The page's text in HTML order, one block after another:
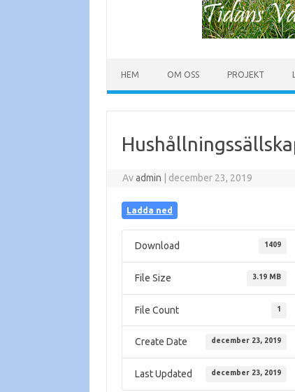
HEM OM OSS PROJEKT
Avadmin december 23, 2019
Ladda ned
Download 1409
File Size 3.19 MB
File Count 1
Create Date december 23, 2019
Last Updated december 23, 2019